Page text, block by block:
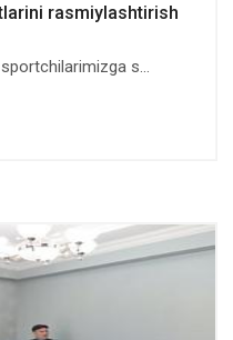
rasmiylashtirish
s...